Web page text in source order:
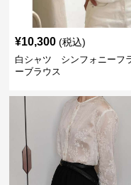
¥10,300 (税込)
白シャツ シンフォニーフ
ーブラウス